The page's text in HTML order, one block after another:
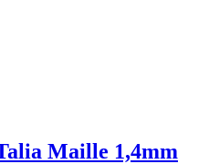
Maille 1,4mm